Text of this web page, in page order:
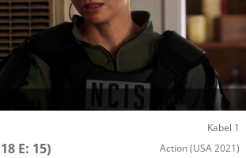
Kabel 1
E: 15) Action(USA 2021)